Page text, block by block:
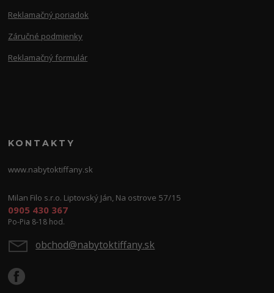
Reklamačný poriadok
Záručné podmienky
Reklamačný formulár
KONTAKTY
www.nabytoktiffany.sk
Milan Filo s.r.o. Liptovský Ján, Na ostrove 57/15
0905 430 367
Po-Pia 8-18 hod.
obchod@nabytoktiffany.sk